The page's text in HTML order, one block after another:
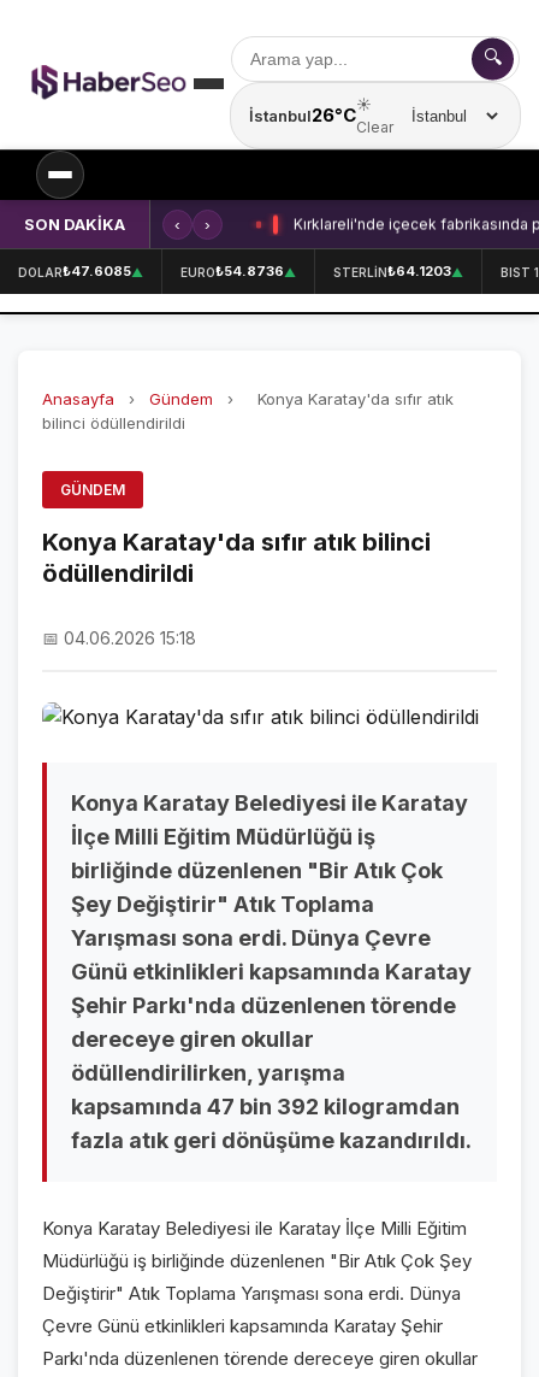
🔍
İstanbul26°C☀️
Clear
Şehir seçin
SPOR
SPOR HABERLERİ
FENERBAHÇE
ÖZEL SAYFALAR
NAMAZ VAKİTLERİ
KRİPTO PARALAR
NÖBETÇİ ECZANELER
SON DAKİKA
SON DAKİKA HABERLERİ
VİDEO GALERİ
FOTO GALERİ
GALERİLER
VİDEO GALERİ
FOTO GALERİ
HAKKIMIZDA
KÜNYE
İLETİŞİM
SON DAKİKA ‹ › Kırklareli'nde içecek fabrikasında
DOLAR₺47.6085▲ EURO₺54.8736▲ STERLİN₺64.1203▲ BIST
Anasayfa › Gündem ›
Konya Karatay'da sıfır atık
bilinci ödüllendirildi
GÜNDEM
Konya Karatay'da sıfır atık bilinci
ödüllendirildi
📅 04.06.2026 15:18
Konya Karatay Belediyesi ile Karatay
İlçe Milli Eğitim Müdürlüğü iş
birliğinde düzenlenen "Bir Atık Çok
Şey Değiştirir" Atık Toplama
Yarışması sona erdi. Dünya Çevre
Günü etkinlikleri kapsamında Karatay
Şehir Parkı'nda düzenlenen törende
dereceye giren okullar
ödüllendirilirken, yarışma
kapsamında 47 bin 392 kilogramdan
fazla atık geri dönüşüme kazandırıldı.
Konya Karatay Belediyesi ile Karatay İlçe Milli Eğitim
Müdürlüğü iş birliğinde düzenlenen "Bir Atık Çok Şey
Değiştirir" Atık Toplama Yarışması sona erdi. Dünya
Çevre Günü etkinlikleri kapsamında Karatay Şehir
Parkı'nda düzenlenen törende dereceye giren okullar